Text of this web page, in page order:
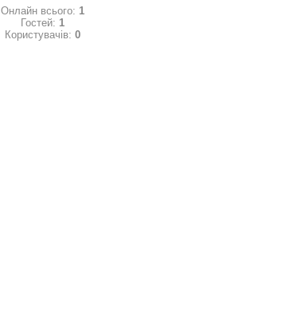
Онлайн всього: 1
Гостей: 1
Користувачів: 0